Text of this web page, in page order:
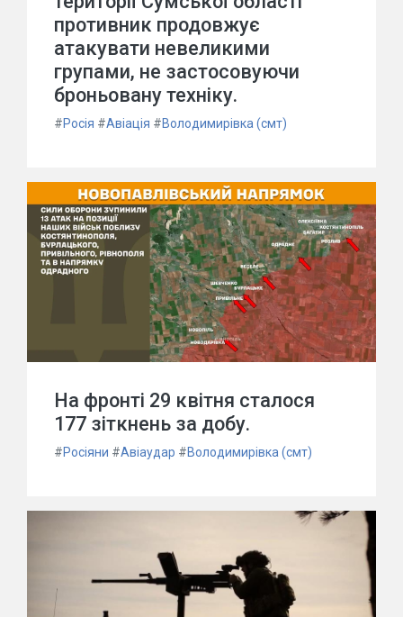
противник продовжує
атакувати невеликими
групами, не застосовуючи
броньовану техніку.
#Росія #Авіація #Володимирівка (смт)
На фронті 29 квітня сталося
177 зіткнень за добу.
#Росіяни #Авіаудар #Володимирівка (смт)